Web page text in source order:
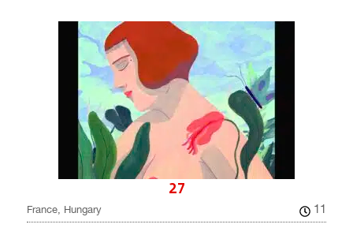
27
France, Hungary
11